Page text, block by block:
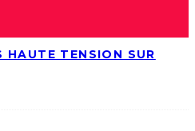
HAUTE TENSION SUR